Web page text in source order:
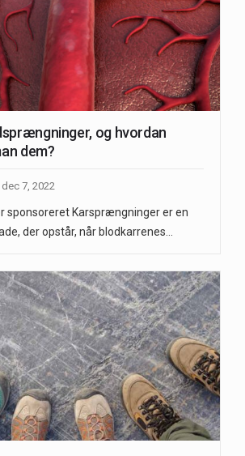
og hvordan
dem?
dec 7, 2022
sponsoreret Karsprængninger er en
der opstår, når blodkarrenes…